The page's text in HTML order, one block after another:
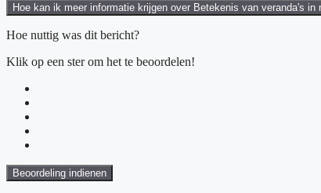
Hoe kan ik meer informatie krijgen over Betekenis van veranda's in
Hoe nuttig was dit bericht?
Klik op een ster om het te beoordelen!
Beoordeling indienen